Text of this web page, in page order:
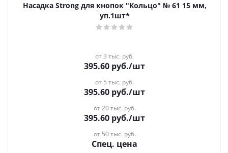
Насадка Strong для кнопок "Кольцо" № 61 15 мм,
уп.1шт*
от 3 тыс. руб.
395.60 руб./шт
от 5 тыс. руб.
395.60 руб./шт
от 20 тыс. руб.
395.60 руб./шт
от 50 тыс. руб.
Спец. цена